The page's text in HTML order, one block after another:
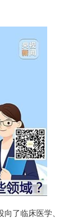
了临床医学、